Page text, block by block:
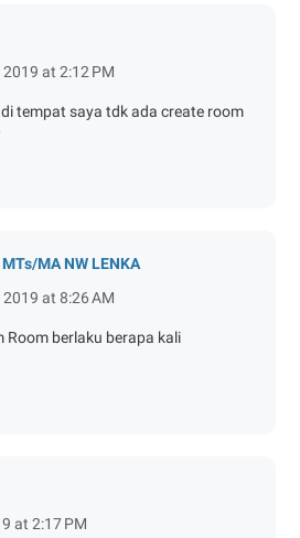
at 2:12 PM
tempat saya tdk ada create room
MA NW LENKA
at 8:26 AM
Room berlaku berapa kali
at 2:17 PM